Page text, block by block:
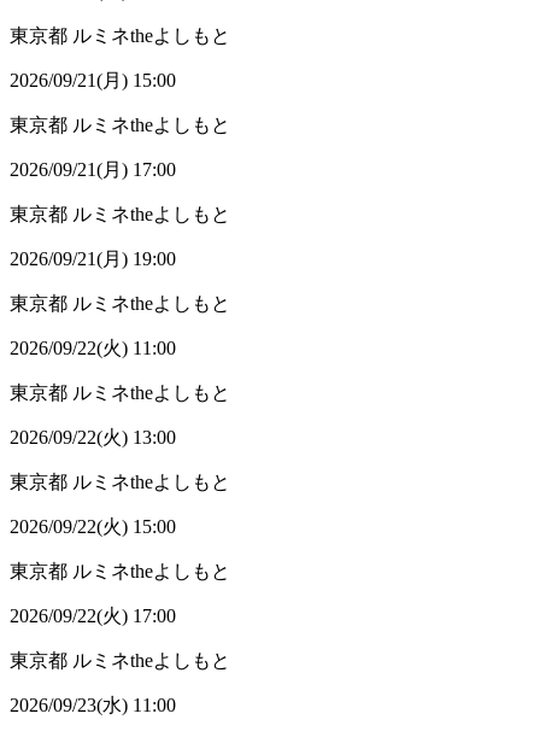
東京都 ルミネtheよしもと
2026/09/21(月) 15:00
東京都 ルミネtheよしもと
2026/09/21(月) 17:00
東京都 ルミネtheよしもと
2026/09/21(月) 19:00
東京都 ルミネtheよしもと
2026/09/22(火) 11:00
東京都 ルミネtheよしもと
2026/09/22(火) 13:00
東京都 ルミネtheよしもと
2026/09/22(火) 15:00
東京都 ルミネtheよしもと
2026/09/22(火) 17:00
東京都 ルミネtheよしもと
2026/09/23(水) 11:00